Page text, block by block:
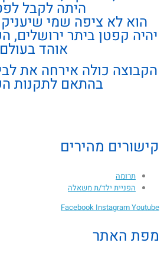
היתה לקבל
הוא לא ציפה שמי
יהיה קפטן ביתר ירושלים,
אוהד
הקבוצה כולה אירחה את
בהתאם לתקנות
קישורים מהירים
תרומה
הפניית ילד/ת משאלה
Facebook InstagramYoutube
מפת האתר